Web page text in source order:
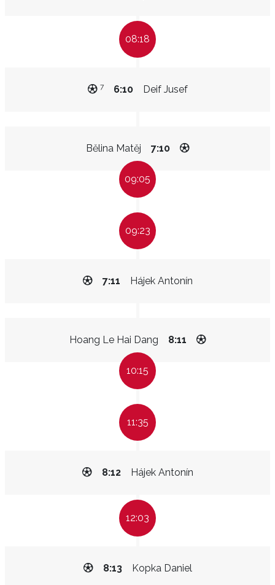
08:18
Deif Jusef
6:10
7
Bělina Matěj 7:10
09:05
09:23
Hájek Antonín
7:11
Hoang Le Hai Dang 8:11
10:15
11:35
Hájek Antonín
8:12
12:03
Kopka Daniel
8:13